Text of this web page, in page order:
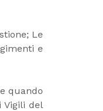
Le
e
quando
Vigili del